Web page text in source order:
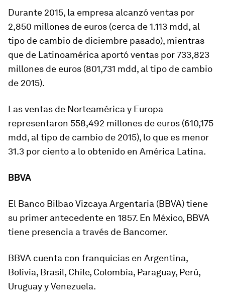
Durante 2015, la empresa alcanzó ventas por
2,850 millones de euros (cerca de 1.113 mdd, al
tipo de cambio de diciembre pasado), mientras
que de Latinoamérica aportó ventas por 733,823
millones de euros (801,731 mdd, al tipo de cambio
de 2015).
Las ventas de Norteamérica y Europa
representaron 558,492 millones de euros (610,175
mdd, al tipo de cambio de 2015), lo que es menor
31.3 por ciento a lo obtenido en América Latina.
BBVA
El Banco Bilbao Vizcaya Argentaria (BBVA) tiene
su primer antecedente en 1857. En México, BBVA
tiene presencia a través de Bancomer.
BBVA cuenta con franquicias en Argentina,
Bolivia, Brasil, Chile, Colombia, Paraguay, Perú,
Uruguay y Venezuela.